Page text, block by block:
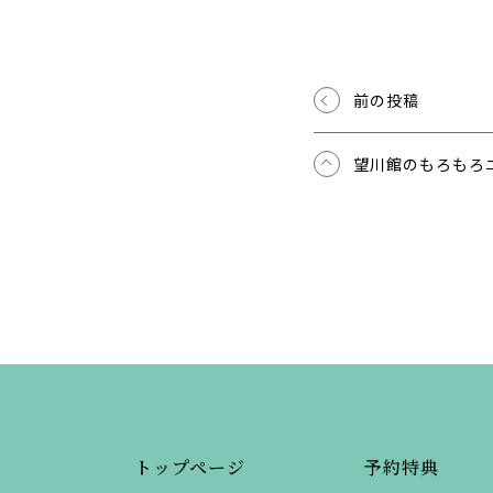
前の投稿
望川館のもろもろ
トップページ
予約特典